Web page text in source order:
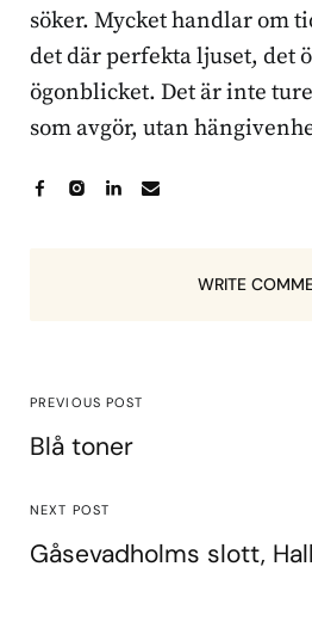
söker. Mycket handlar om
det där perfekta ljuset, det
ögonblicket. Det är inte
som avgör, utan
WRITE
PREVIOUS POST
Blå toner
NEXT POST
Gåsevadholms slott,